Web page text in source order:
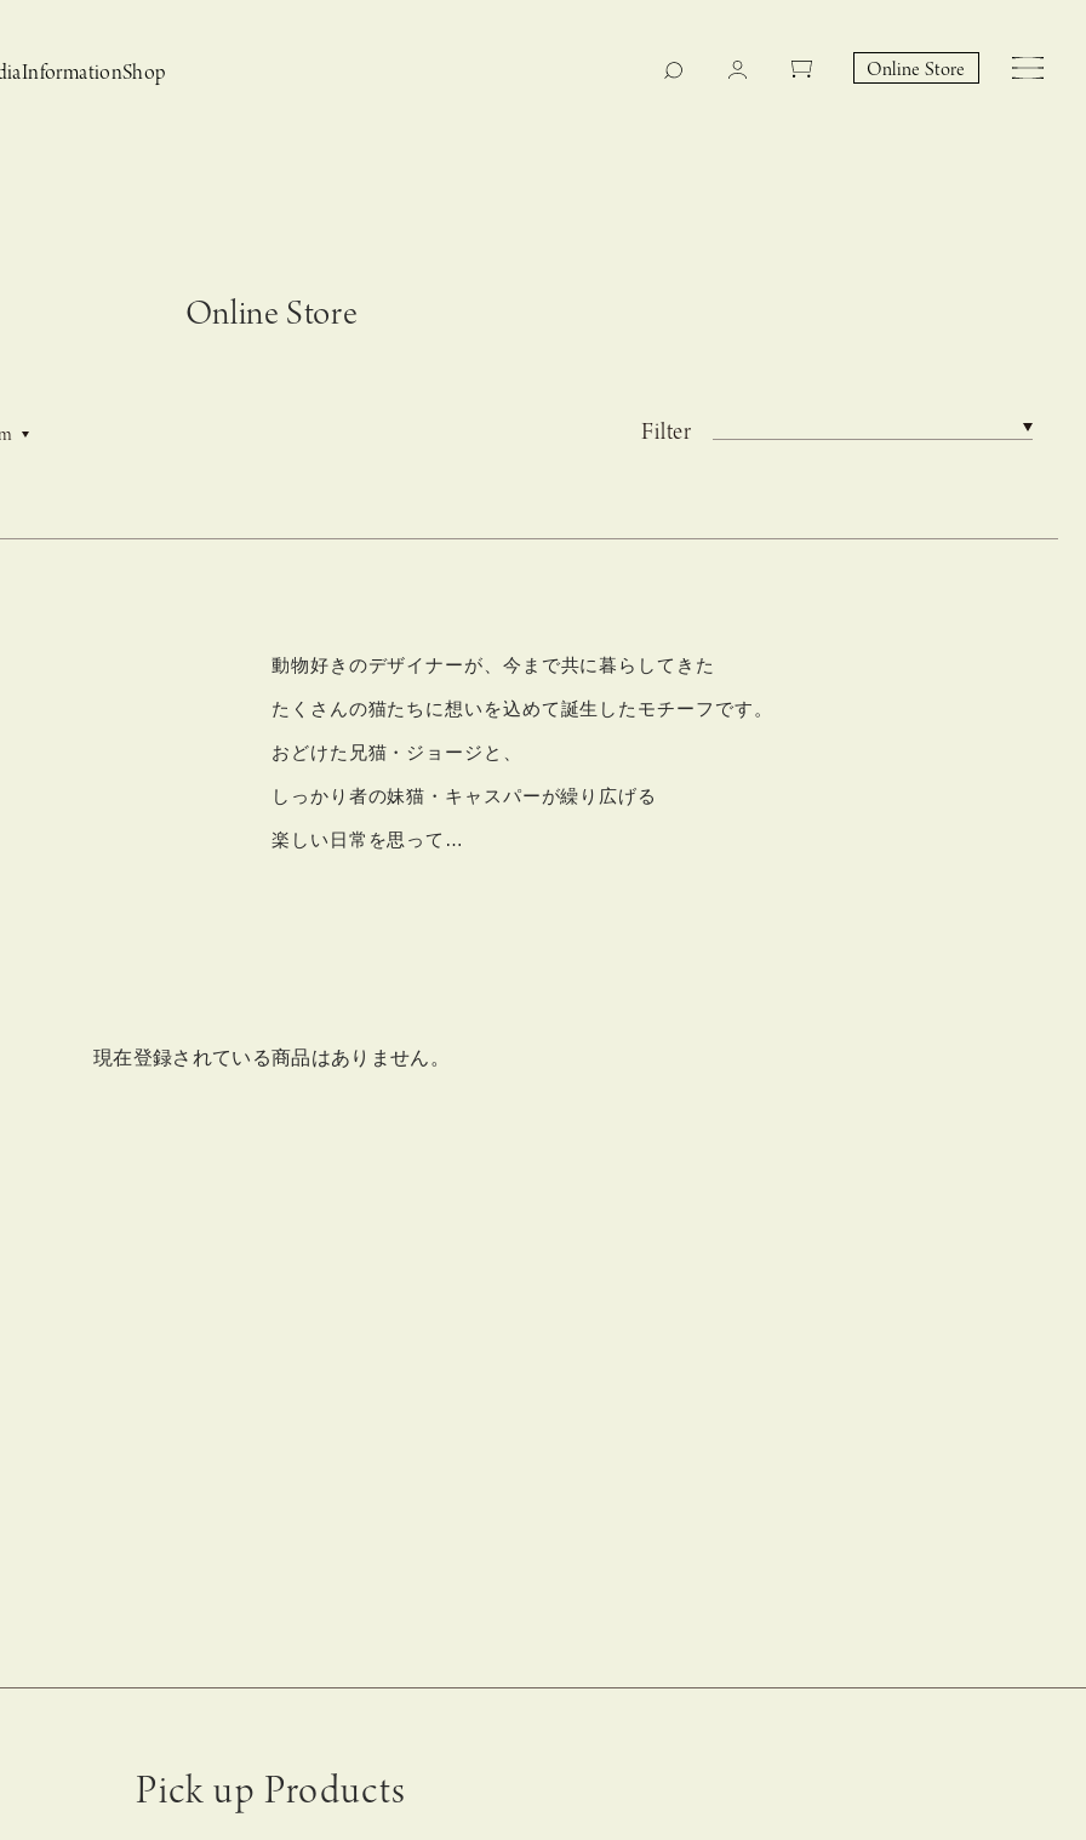
CASUCA na Hicari
Event
InformationShop Online Store
Online Store
Filter
動物好きのデザイナーが、 今まで共に暮らしてきた
たくさんの猫たちに想いを込めて誕生したモチーフです。
おどけた兄猫・ジョージと、
しっかり者の妹猫・キャスパーが繰り広げる
楽しい日常を思って…
現在登録されている商品はありません。